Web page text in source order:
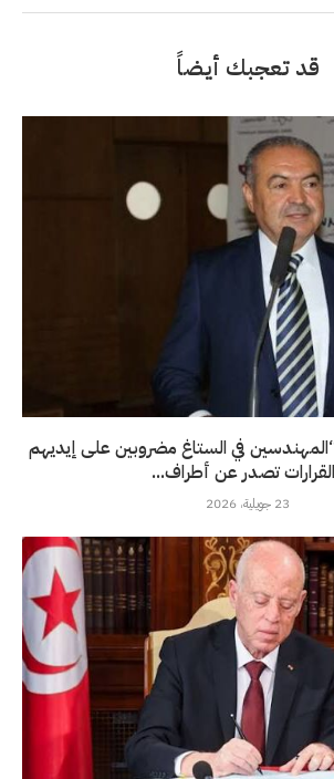
قد تعجبك أيضاً
في الستاغ مضروبين على إيديهم
تصدر عن أطراف...
23 جويلية، 2026